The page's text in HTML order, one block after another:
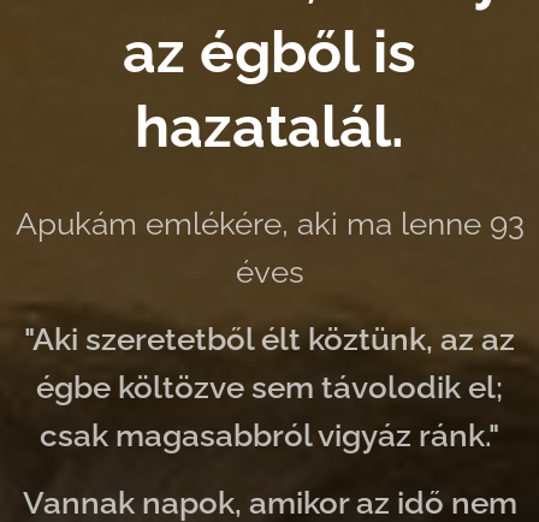
az égből is
hazatalál.
Apukám emlékére, aki ma lenne 93
éves
"Aki szeretetből élt köztünk, az az
égbe költözve sem távolodik el;
csak magasabbról vigyáz ránk."
Vannak napok, amikor az idő nem